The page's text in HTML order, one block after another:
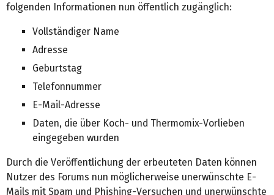
folgenden Informationen nun öffentlich zugänglich:
Vollständiger Name
Adresse
Geburtstag
Telefonnummer
E-Mail-Adresse
Daten, die über Koch- und Thermomix-Vorlieben
eingegeben wurden
Durch die Veröffentlichung der erbeuteten Daten können
Nutzer des Forums nun möglicherweise unerwünschte E-
Mails mit Spam und Phishing-Versuchen und unerwünschte